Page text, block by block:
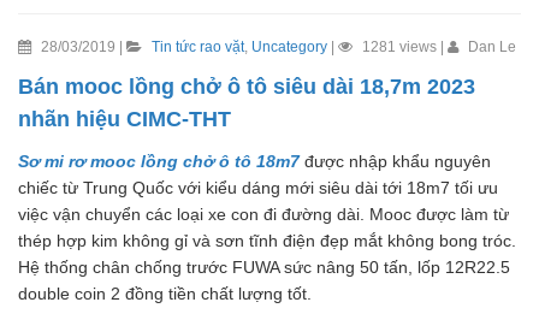
28/03/2019 | Tin tức rao vặt, Uncategory 1281 views | Dan Le
Bán mooc lồng chở ô tô siêu dài 18,7m 2023
nhãn hiệu CIMC-THT
Sơ mi rơ mooc lồng chở ô tô 18m7 được nhập khẩu nguyên
chiếc từ Trung Quốc với kiểu dáng mới siêu dài tới 18m7 tối ưu
việc vận chuyển các loại xe con đi đường dài. Mooc được làm từ
thép hợp kim không gỉ và sơn tĩnh điện đẹp mắt không bong tróc.
Hệ thống chân chống trước FUWA sức nâng 50 tấn, lốp 12R22.5
double coin 2 đồng tiền chất lượng tốt.